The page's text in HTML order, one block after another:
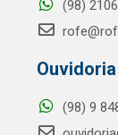
(98)
Ouvidoria
(98) 9